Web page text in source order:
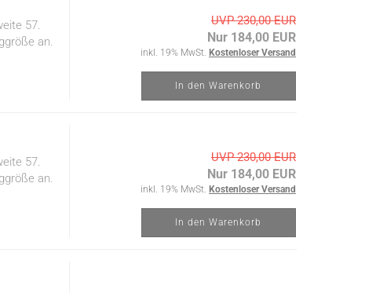
57.
an.
UVP 230,00 EUR
Nur 184,00 EUR
inkl. 19% MwSt. Kostenloser Versand
In den Warenkorb
57.
an.
UVP 230,00 EUR
Nur 184,00 EUR
inkl. 19% MwSt. Kostenloser Versand
In den Warenkorb